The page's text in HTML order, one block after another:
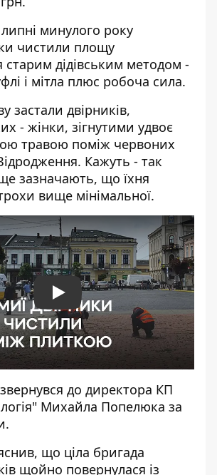
минулого року
чистили площу
старим дідівським методом -
і мітла плюс робоча сила.
застали двірників,
- жінки, зігнутими удвоє
травою поміж червоних
Кажуть - так
зазначають, що їхня
вище мінімальної.
Play
до директора КП
Михайла Попелюка за
що ціла бригада
щойно повернулася із